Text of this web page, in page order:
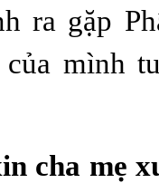
ra gặp
mình
cha mẹ